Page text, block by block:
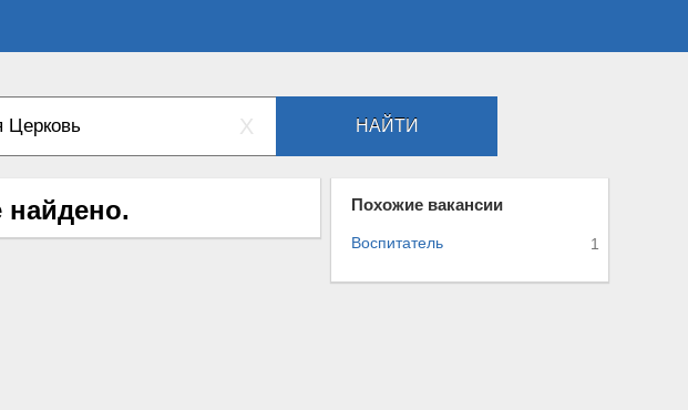
X НАЙТИ
найдено. Похожие вакансии
Воспитатель 1